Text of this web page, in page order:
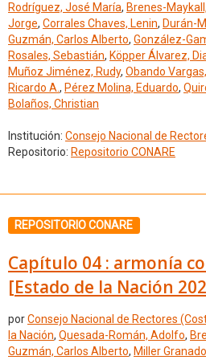
Rodríguez, José María, Brenes-
Jorge, Corrales Chaves, Lenin, Durán-
Guzmán, Carlos Alberto, González-
Rosales, Sebastián, Köpper Álvarez,
Muñoz Jiménez, Rudy, Obando
Ricardo A., Pérez Molina, Eduardo,
Bolaños, Christian
Institución: Consejo Nacional de
Repositorio: Repositorio CONARE
REPOSITORIO CONARE
Capítulo 04 : armonía
[Estado de la Nación
porConsejo Nacional de Rectores
la Nación, Quesada-Román, Adolfo,
Guzmán, Carlos Alberto, Miller